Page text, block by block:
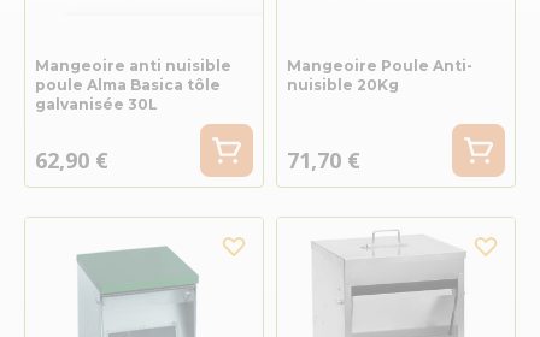
Mangeoire anti nuisible
poule Alma Basica tôle
galvanisée 30L
62,90 €
Mangeoire Poule Anti-
nuisible 20Kg
71,70 €